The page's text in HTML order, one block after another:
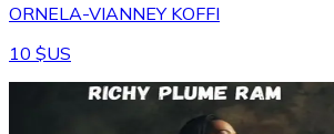
ORNELA-VIANNEY KOFFI
10 $US